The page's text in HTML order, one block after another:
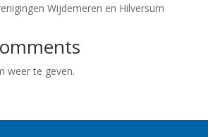
Wijdemeren en Hilversum
weer te geven.